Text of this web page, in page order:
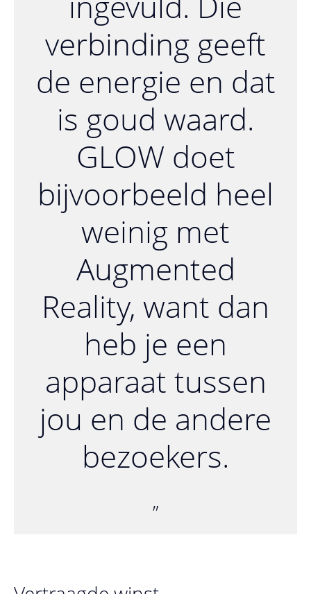
verbinding geeft
de energie en dat
is goud waard.
GLOW doet
bijvoorbeeld heel
weinig met
Augmented
Reality, want dan
heb je een
apparaat tussen
jou en de andere
bezoekers.